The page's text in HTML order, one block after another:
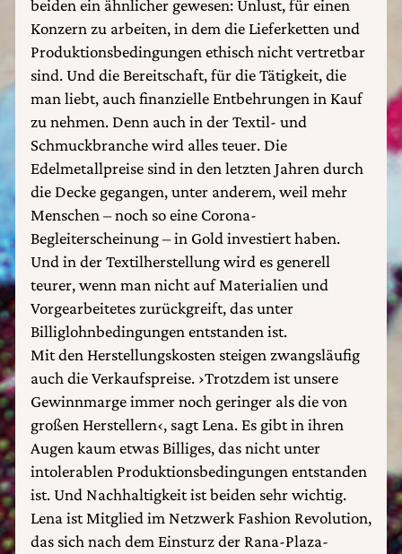
beiden ein ähnlicher gewesen: Unlust, für einen
Konzern zu arbeiten, in dem die Lieferketten und
Produktionsbedingungen ethisch nicht vertretbar
sind. Und die Bereitschaft, für die Tätigkeit, die
man liebt, auch finanzielle Entbehrungen in Kauf
zu nehmen. Denn auch in der Textil- und
Schmuckbranche wird alles teuer. Die
Edelmetallpreise sind in den letzten Jahren durch
die Decke gegangen, unter anderem, weil mehr
Menschen – noch so eine Corona-
Begleiterscheinung – in Gold investiert haben.
Und in der Textilherstellung wird es generell
teurer, wenn man nicht auf Materialien und
Vorgearbeitetes zurückgreift, das unter
Billiglohnbedingungen entstanden ist.
Mit den Herstellungskosten steigen zwangsläufig
auch die Verkaufspreise. ›Trotzdem ist unsere
Gewinnmarge immer noch geringer als die von
großen Herstellern‹, sagt Lena. Es gibt in ihren
Augen kaum etwas Billiges, das nicht unter
intolerablen Produktionsbedingungen entstanden
ist. Und Nachhaltigkeit ist beiden sehr wichtig.
Lena ist Mitglied im Netzwerk Fashion Revolution,
das sich nach dem Einsturz der Rana-Plaza-